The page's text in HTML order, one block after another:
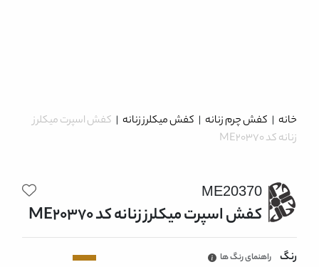
خانه | کفش چرم زنانه| کفش میکلرز زنانه| کفش اسپرت میکلرز
زنانه کد ME20370
ME20370
کفش اسپرت میکلرز زنانه کد ME20370
رنگ راهنمای رنگ ها